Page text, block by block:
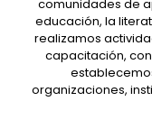
comunidades de
educación, la
realizamos
capacitación,
organizaciones,